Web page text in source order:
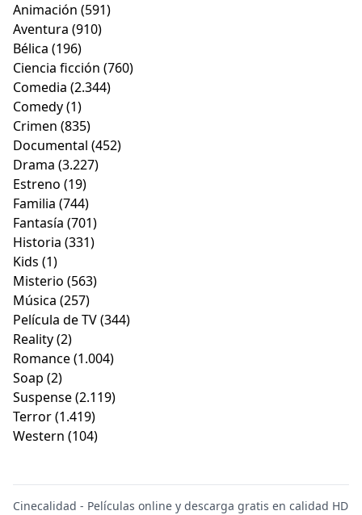
Animación (591)
Aventura (910)
Bélica (196)
Ciencia ficción (760)
Comedia (2.344)
Comedy(1)
Crimen (835)
Documental (452)
Drama (3.227)
Estreno (19)
Familia (744)
Fantasía (701)
Historia (331)
Kids (1)
Misterio (563)
Música (257)
Película de TV(344)
Reality(2)
Romance(1.004)
Soap (2)
Suspense(2.119)
Terror(1.419)
Western (104)
Cinecalidad - Películas online y descarga gratis en calidad HD